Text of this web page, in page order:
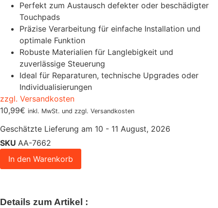
Perfekt zum Austausch defekter oder beschädigter
Touchpads
Präzise Verarbeitung für einfache Installation und
optimale Funktion
Robuste Materialien für Langlebigkeit und
zuverlässige Steuerung
Ideal für Reparaturen, technische Upgrades oder
Individualisierungen
zzgl. Versandkosten
10,99€ inkl. MwSt. und zzgl. Versandkosten
Geschätzte Lieferung am 10 - 11 August, 2026
SKU AA-7662
In den Warenkorb
Details zum Artikel :